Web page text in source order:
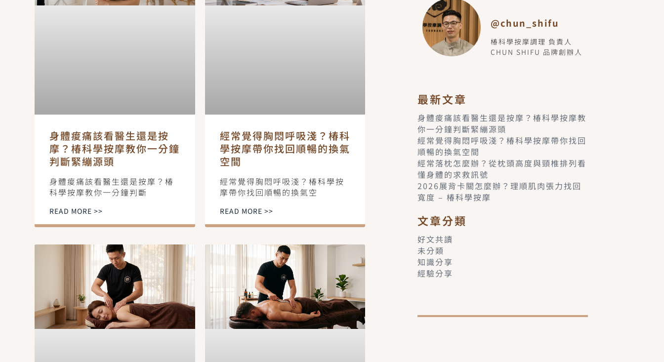
身體痠痛該看醫生還是按
摩？椿科學按摩教你一分鐘
判斷緊繃源頭
身體痠痛該看醫生還是按摩？椿
科學按摩教你一分鐘判斷
READ MORE >>
經常覺得胸悶呼吸淺？椿科
學按摩帶你找回順暢的換氣
空間
經常覺得胸悶呼吸淺？椿科學按
摩帶你找回順暢的換氣空
READ MORE >>
@chun_shifu
椿科學按摩調理 負責人
CHUN SHIFU 品牌創辦人
最新文章
身體痠痛該看醫生還是按摩？椿科學按摩教
你一分鐘判斷緊繃源頭
經常覺得胸悶呼吸淺？椿科學按摩帶你找回
順暢的換氣空間
經常落枕怎麼辦？從枕頭高度與頸椎排列看
懂身體的求救訊號
2026展背卡關怎麼辦？理順肌肉張力找回
寬度 – 椿科學按摩
文章分類
好文共讀
未分類
知識分享
經驗分享